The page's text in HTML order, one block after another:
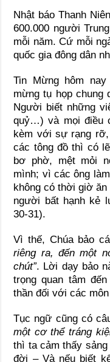
Nhật báo Thanh
600.000 người
mỗi năm. Cứ mỗi
quốc gia đông dân
Tin Mừng hôm
mừng tụ họp chung
Người biết những
quỷ…) và mọi điều
kèm với sự rạng
các tông đồ thì có
bơ phờ, mệt mỏi
mình; vì các ông
không có thời giờ ăn
người bất hạnh kẻ
30-31).
Vì thế, Chúa bảo
riêng ra, đến một
chút”. Lời dạy bảo
trọng quan tâm
thần đối với các
Tục ngữ cũng có
một cơ thể tráng
thì ta cảm thấy
đời – Và nếu biết